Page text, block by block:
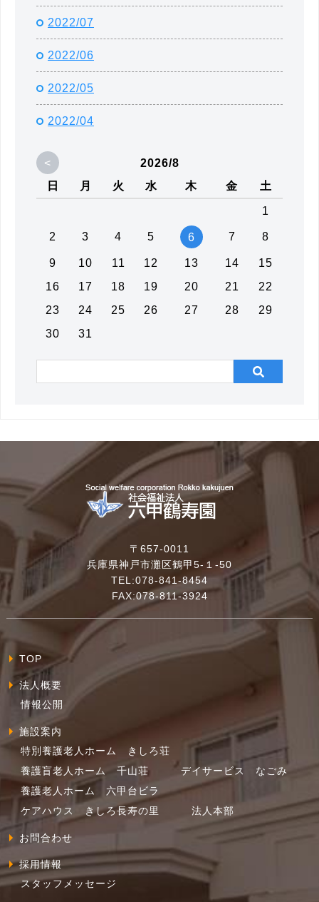
2022/07
2022/06
2022/05
2022/04
<
2026/8
日
月 火 水 木 金 土
1
2 3 4 5 6 7 8
9 10 11 12 13 14
15
16
17 18 19 20 21
22
23
24 25 26 27 28
29
30
31
〒657-0011
兵庫県神戸市灘区鶴甲5-１-50
TEL:078-841-8454
FAX:078-811-3924
TOP
法人概要
情報公開
施設案内
特別養護老人ホーム きしろ荘
養護盲老人ホーム 千山荘
デイサービス なごみ
養護老人ホーム 六甲台ビラ
ケアハウス きしろ長寿の里
法人本部
お問合わせ
採用情報
スタッフメッセージ